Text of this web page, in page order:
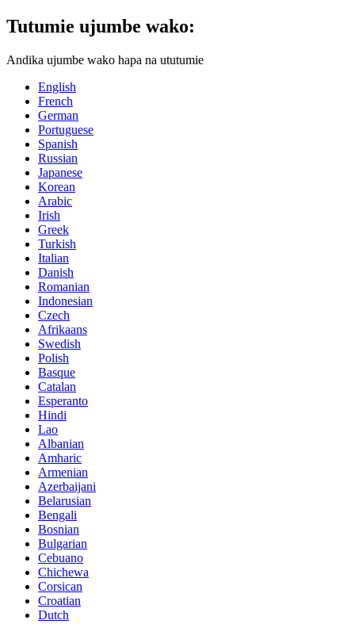
Tutumie ujumbe wako:
Andika ujumbe wako hapa na ututumie
English
French
German
Portuguese
Spanish
Russian
Japanese
Korean
Arabic
Irish
Greek
Turkish
Italian
Danish
Romanian
Indonesian
Czech
Afrikaans
Swedish
Polish
Basque
Catalan
Esperanto
Hindi
Lao
Albanian
Amharic
Armenian
Azerbaijani
Belarusian
Bengali
Bosnian
Bulgarian
Cebuano
Chichewa
Corsican
Croatian
Dutch